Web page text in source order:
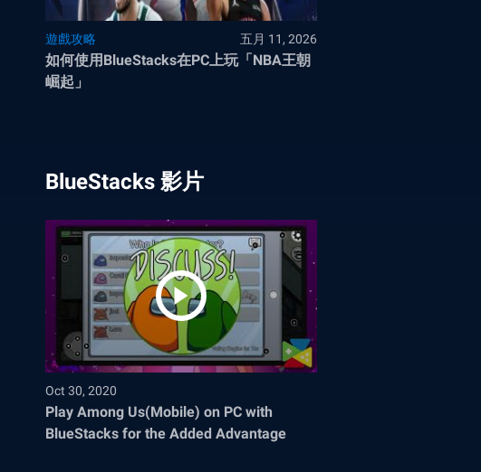
遊戲攻略 五月 11, 2026
如何使用BlueStacks在PC上玩「NBA王朝
崛起」
BlueStacks 影片
Oct 30, 2020
Play Among Us(Mobile) on PC with
BlueStacks for the Added Advantage